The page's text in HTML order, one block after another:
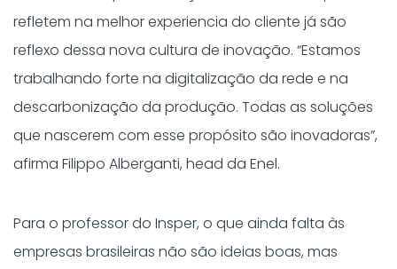
refletem na melhor experiencia do cliente já são
reflexo dessa nova cultura de inovação. “Estamos
trabalhando forte na digitalização da rede e na
descarbonização da produção. Todas as soluções
que nascerem com esse propósito são inovadoras”,
afirma Filippo Alberganti, head da Enel.
Para o professor do Insper, o que ainda falta às
empresas brasileiras não são ideias boas, mas